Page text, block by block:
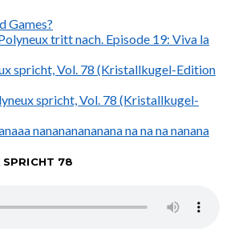
Games?
tritt nach. Episode 19: Viva la
spricht, Vol. 78 (Kristallkugel-Edition
spricht, Vol. 78 (Kristallkugel-
nanananananana na na na nanana
SPRICHT 78